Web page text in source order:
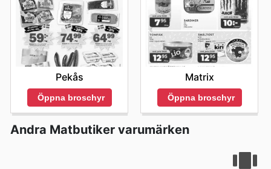
Pekås
Öppna broschyr
Matrix
Öppna broschyr
Andra Matbutiker varumärken